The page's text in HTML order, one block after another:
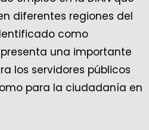
diferentes regiones del
como
una importante
los servidores públicos
para la ciudadanía en